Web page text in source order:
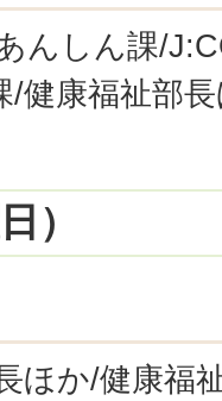
んしん課/
/健康福祉部
）
ほか/健康福